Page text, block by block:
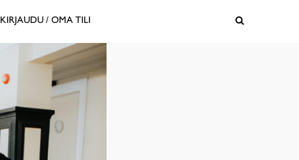
KIRJAUDU / OMA TILI